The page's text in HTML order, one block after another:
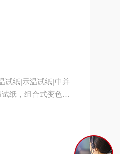
试纸|示温试纸|中并
纸，组合式变色示